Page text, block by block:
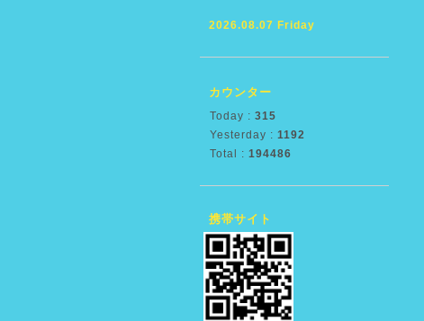
2026.08.07 Friday
カウンター
Today : 315
Yesterday : 1192
Total : 194486
携帯サイト